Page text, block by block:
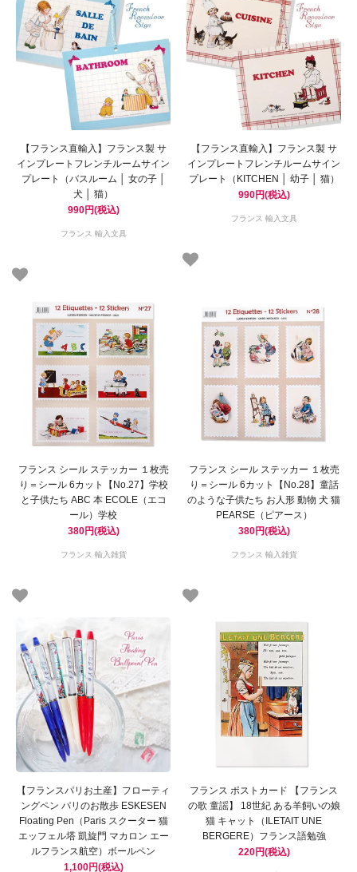
【フランス直輸入】フランス製 サ
インプレートフレンチルームサイン
プレート（バスルーム │ 女の子 │
犬 │ 猫）
990円(税込)
フランス 輸入文具
【フランス直輸入】フランス製 サ
インプレートフレンチルームサイン
プレート（KITCHEN │ 幼子 │ 猫）
990円(税込)
フランス 輸入文具
フランス シール ステッカー １枚売
り＝シール 6カット【No.27】学校
と子供たち ABC 本 ECOLE（エコ
ール）学校
380円(税込)
フランス 輸入雑貨
フランス シール ステッカー １枚売
り＝シール 6カット【No.28】童話
のような子供たち お人形 動物 犬 猫
PEARSE（ピアース）
380円(税込)
フランス 輸入雑貨
【フランスパリお土産】フローティ
ングペン パリのお散歩 ESKESEN
Floating Pen（Paris スクーター 猫
エッフェル塔 凱旋門 マカロン エー
ルフランス航空）ボールペン
1,100円(税込)
フランス ポストカード 【フランス
の歌 童謡】 18世紀 ある羊飼いの娘
猫 キャット（ILETAIT UNE
BERGERE）フランス語勉強
220円(税込)